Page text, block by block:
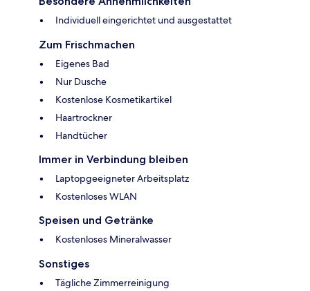
Individuell eingerichtet und ausgestattet
Zum Frischmachen
Eigenes Bad
Nur Dusche
Kostenlose Kosmetikartikel
Haartrockner
Handtücher
Immer in Verbindung bleiben
Laptopgeeigneter Arbeitsplatz
Kostenloses WLAN
Speisen und Getränke
Kostenloses Mineralwasser
Sonstiges
Tägliche Zimmerreinigung